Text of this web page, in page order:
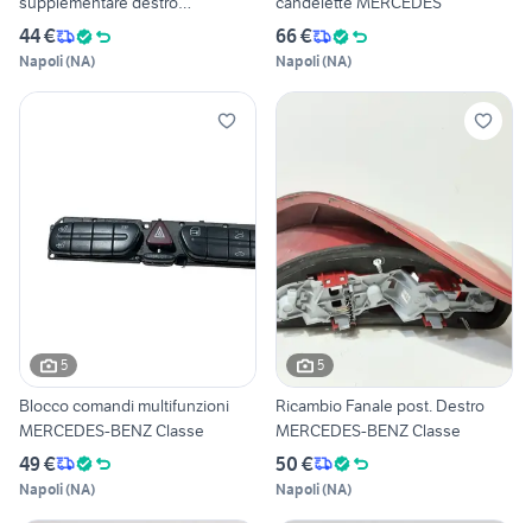
MERCEDES
44 €
Napoli(NA)
66 €
Napoli(NA)
5
Blocco comandi multifunzioni
MERCEDES-BENZ Classe
49 €
Napoli(NA)
5
Ricambio Fanale post. Destro
MERCEDES-BENZ Classe
50 €
Napoli(NA)